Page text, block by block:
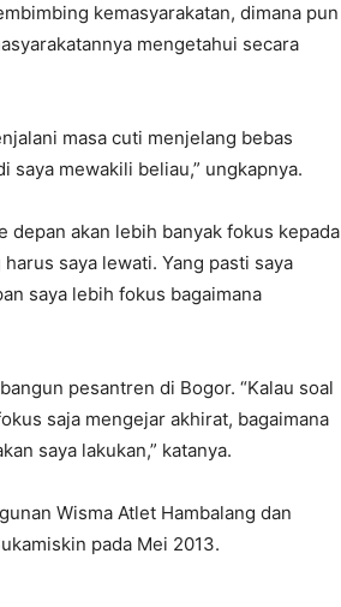
kemasyarakatan, dimana pun
mengetahui secara
masa cuti menjelang bebas
saya mewakili beliau,” ungkapnya.
depan akan lebih banyak fokus kepada
saya lewati. Yang pasti saya
saya lebih fokus bagaimana
pesantren di Bogor. “Kalau soal
saja mengejar akhirat, bagaimana
saya lakukan,” katanya.
Wisma Atlet Hambalang dan
pada Mei 2013.